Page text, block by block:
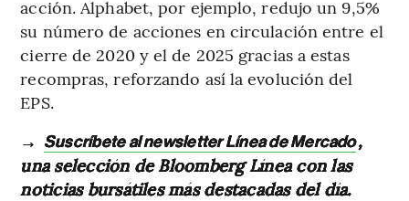
acción. Alphabet, por ejemplo, redujo un 9,5%
su número de acciones en circulación entre el
cierre de 2020 y el de 2025 gracias a estas
recompras, reforzando así la evolución del
EPS.
→ Suscríbete al newsletter Línea de Mercado,
una selección de Bloomberg Línea con las
noticias bursátiles más destacadas del día.